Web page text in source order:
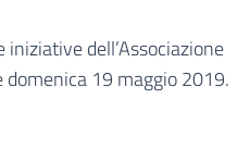
dell’Associazione
19 maggio 2019.